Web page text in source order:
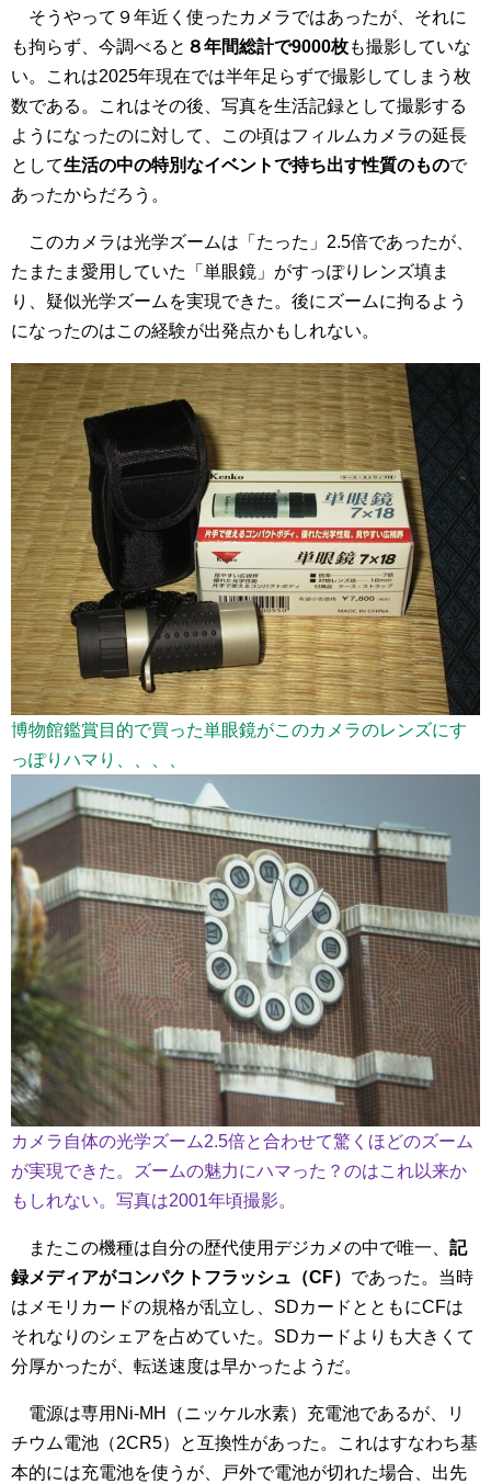
そうやって９年近く使ったカメラではあったが、それに
も拘らず、今調べると ８年間総計で9000枚も撮影していな
い。これは2025年現在では半年足らずで撮影してしまう枚
数である。これはその後、写真を生活記録として撮影する
ようになったのに対して、この頃はフィルムカメラの延長
として生活の中の特別なイベントで持ち出す性質のもので
あったからだろう。
このカメラは光学ズームは「たった」2.5倍であったが、
たまたま愛用していた「単眼鏡」がすっぽりレンズ填ま
り、疑似光学ズームを実現できた。後にズームに拘るよう
になったのはこの経験が出発点かもしれない。
博物館鑑賞目的で買った単眼鏡がこのカメラのレンズにす
っぽりハマり、、、、
カメラ自体の光学ズーム2.5倍と合わせて驚くほどのズーム
が実現できた。ズームの魅力にハマった？のはこれ以来か
もしれない。写真は2001年頃撮影。
またこの機種は自分の歴代使用デジカメの中で唯一、 記
録メディアがコンパクトフラッシュ（CF） であった。当時
はメモリカードの規格が乱立し、SDカードとともにCFは
それなりのシェアを占めていた。SDカードよりも大きくて
分厚かったが、転送速度は早かったようだ。
電源は専用Ni-MH（ニッケル水素）充電池であるが、リ
チウム電池（2CR5）と互換性があった。これはすなわち基
本的には充電池を使うが、戸外で電池が切れた場合、出先